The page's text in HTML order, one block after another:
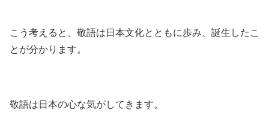
こう考えると、敬語は日本文化とともに歩み、誕生したこ
とが分かります。
敬語は日本の心な気がしてきます。